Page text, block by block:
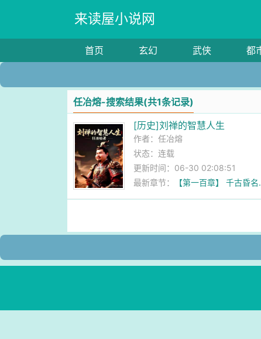
来读屋小说网
首页 玄幻 武侠 都
任冶熔-搜索结果(共1条记录)
[历史]刘禅的智慧人生
作者：任冶熔
状态：连载
更新时间：06-30 02:08:51
最新章节：
【第一百章】 千古昏